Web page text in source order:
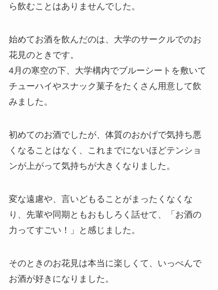
ら飲むことはありませんでした。
始めてお酒を飲んだのは、大学のサークルでのお
花見のときです。
4月の寒空の下、大学構内でブルーシートを敷いて
チューハイやスナック菓子をたくさん用意して飲
みました。
初めてのお酒でしたが、体質のおかげで気持ち悪
くなることはなく、
これまでにないほどテンショ
ンが上がって気持ちが大きくなりました。
変な遠慮や、言いどもることがまったくなくな
り、先輩や同期ともおもしろく話せて、「お酒の
力ってすごい！」と感じました。
そのときのお花見は本当に楽しくて、いっぺんで
お酒が好きになりました。